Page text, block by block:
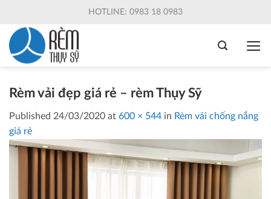
content
HOTLINE: 0983 18 0983
Rèm vải đẹp giá rẻ – rèm Thụy Sỹ
Published 24/03/2020 at 600 × 544 in Rèm vải chống nắng
giá rẻ